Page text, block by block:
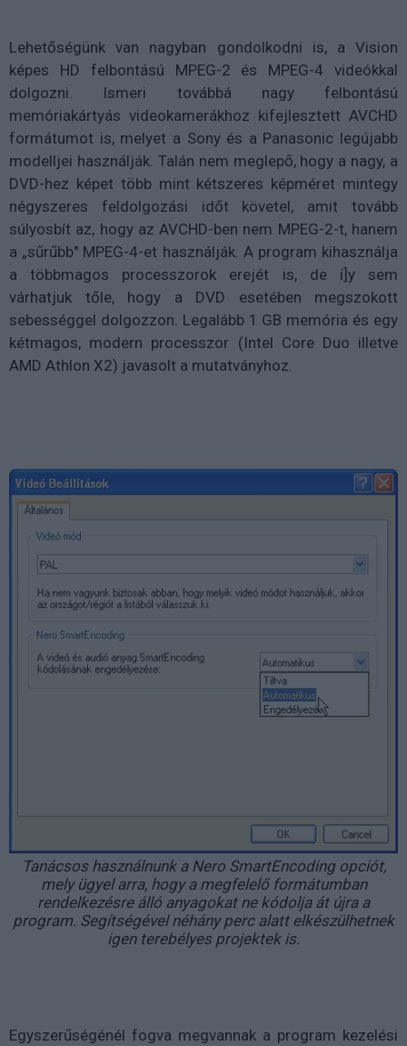
Lehetőségünk van nagyban gondolkodni is, a Vision
képes HD felbontású MPEG-2 és MPEG-4 videókkal
dolgozni. Ismeri továbbá nagy felbontású
memóriakártyás videokamerákhoz kifejlesztett AVCHD
formátumot is, melyet a Sony és a Panasonic legújabb
modelljei használják. Talán nem meglepő, hogy a nagy, a
DVD-hez képet több mint kétszeres képméret mintegy
négyszeres feldolgozási időt követel, amit tovább
súlyosbít az, hogy az AVCHD-ben nem MPEG-2-t, hanem
a „sűrűbb" MPEG-4-et használják. A program kihasználja
a többmagos processzorok erejét is, de í]y sem
várhatjuk tőle, hogy a DVD esetében megszokott
sebességgel dolgozzon. Legalább 1 GB memória és egy
kétmagos, modern processzor (Intel Core Duo illetve
AMD Athlon X2) javasolt a mutatványhoz.
Tanácsos használnunk a Nero SmartEncoding opciót,
mely ügyel arra, hogy a megfelelő formátumban
rendelkezésre álló anyagokat ne kódolja át újra a
program. Segítségével néhány perc alatt elkészülhetnek
igen terebélyes projektek is.
Egyszerűségénél fogva megvannak a program kezelési